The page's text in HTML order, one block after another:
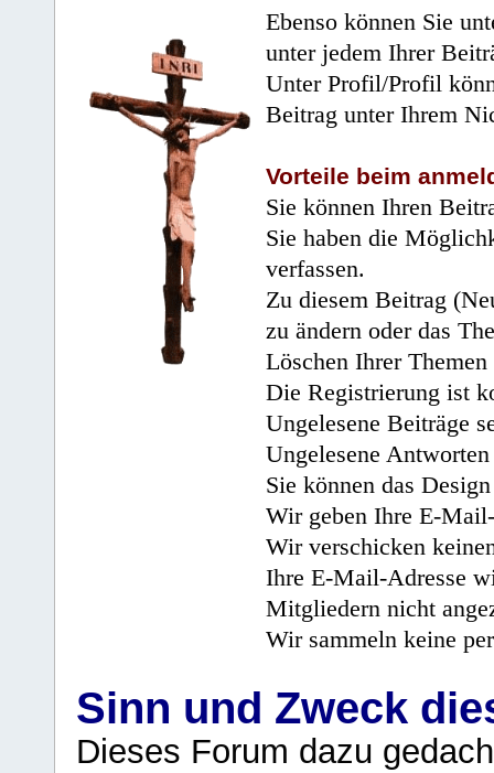
Ebenso können Sie
unter jedem Ihrer
Unter Profil/Profil
Beitrag unter Ihrem
Vorteile beim
Sie können Ihren
Sie haben die
verfassen.
Zu diesem Beitrag
zu ändern oder das
Löschen Ihrer
Die Registrierung ist
Ungelesene Beiträge
Ungelesene
Sie können das
Wir geben Ihre E-
Wir verschicken
Ihre E-Mail-Adresse
Mitgliedern nicht
Wir sammeln keine
Sinn und Zweck
Dieses Forum dazu